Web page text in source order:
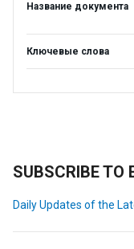
Название документа
Ключевые слова
SUBSCRIBE TO
Daily Updates of the